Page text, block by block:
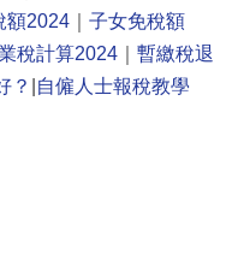
額2024
子女免稅額
稅計算2024
暫繳稅退
？ 自僱人士報稅教學